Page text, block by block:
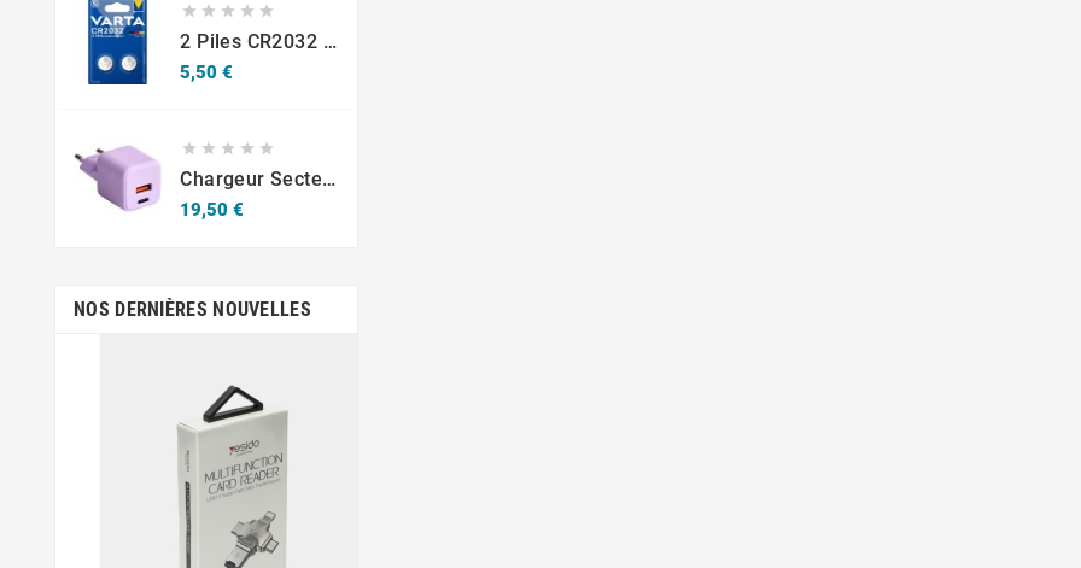
    
2 Piles CR2032 Varta Bouton Lithium 3V
5,50 €
    
Chargeur Secteur Rapide USB-A 18W QC / USB-C 30W PD Compact GaN
19,50 €
NOS DERNIÈRES NOUVELLES